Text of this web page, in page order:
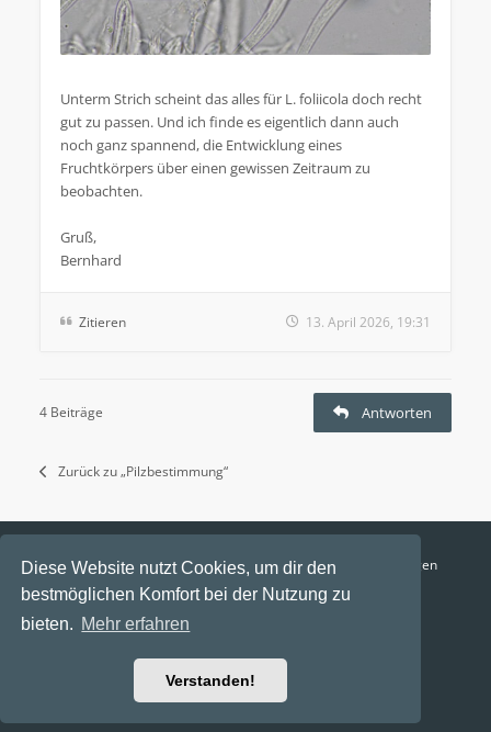
Diese Website nutzt Cookies, um dir den
bestmöglichen Komfort bei der Nutzung zu
bieten. Mehr erfahren
Verstanden!
Unterm Strich scheint das alles für L. foliicola doch recht
gut zu passen. Und ich finde es eigentlich dann auch
noch ganz spannend, die Entwicklung eines
Fruchtkörpers über einen gewissen Zeitraum zu
beobachten.
Gruß,
Bernhard
Zitieren 13. April 2026, 19:31
4 Beiträge Antworten
Zurück zu „Pilzbestimmung“
Funga Austria FAQ Datenschutz
Nutzungsbedingungen
Alle Zeiten sind UTC+02:00
Aktuelle Zeit: 7. August 2026, 15:31
Powered byphpBB® Forum Software © phpBB Limited
Ravaio Theme by